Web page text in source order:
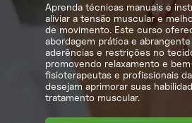
Aprenda técnicas manuais e
aliviar a tensão muscular e
de movimento. Este curso
abordagem prática e
aderências e restrições no
promovendo relaxamento e
fisioterapeutas e profissionais
desejam aprimorar suas
tratamento muscular.